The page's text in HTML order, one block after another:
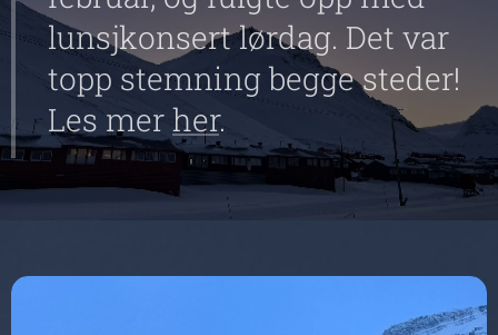
lunsjkonsert lørdag. Det var
topp stemning begge steder!
Les merher.